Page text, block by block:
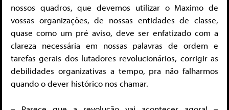
nossos quadros, que devemos utilizar o Maximo de
vossas organizações, de nossas entidades de classe,
quase como um pré aviso, deve ser enfatizado com a
clareza necessária em nossas palavras de ordem e
tarefas gerais dos lutadores revolucionários, corrigir as
debilidades organizativas a tempo, pra não falharmos
quando o dever histórico nos chamar.